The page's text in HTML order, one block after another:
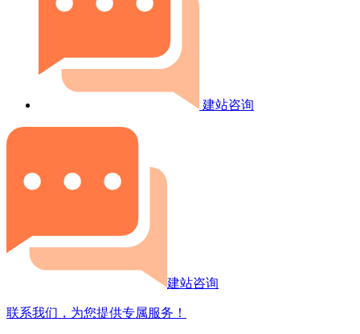
建站咨询
建站咨询
联系我们，为您提供专属服务！